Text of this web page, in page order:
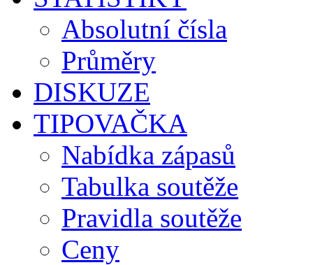
Absolutní čísla
Průměry
DISKUZE
TIPOVAČKA
Nabídka zápasů
Tabulka soutěže
Pravidla soutěže
Ceny